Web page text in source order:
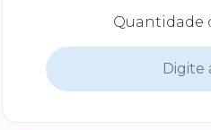
Quantidade